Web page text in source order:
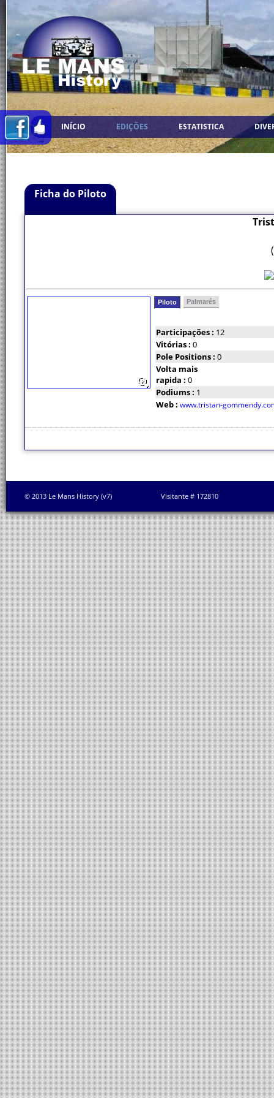
INÍCIO EDIÇÕES ESTATISTICA
Ficha do Piloto
Piloto Palmarés
Participações : 12
Vitórias : 0
Pole Positions : 0
Volta mais
rapida : 0
Podiums : 1
Web : www.tristan-
© 2013 Le Mans History (v7) Visitante # 172810